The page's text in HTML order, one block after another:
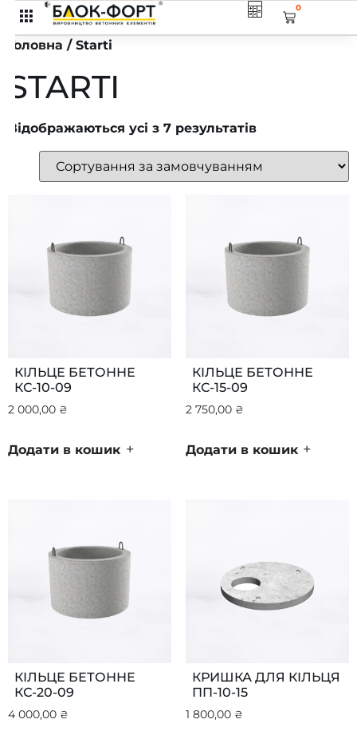
0
Головна / Starti
STARTI
Відображаються усі з 7 результатів
КІЛЬЦЕ БЕТОННЕ
КС-10-09
2 000,00 ₴
Додати в кошик +
КІЛЬЦЕ БЕТОННЕ
КС-15-09
2 750,00 ₴
Додати в кошик +
КІЛЬЦЕ БЕТОННЕ
КС-20-09
4 000,00 ₴
КРИШКА ДЛЯ КІЛЬЦЯ
ПП-10-15
1 800,00 ₴